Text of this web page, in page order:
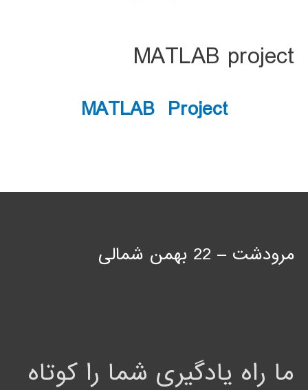
MATLAB project
MATLAB Project
مرودشت – 22 بهمن شمالی
ما راه یادگیری شما را کوتاه